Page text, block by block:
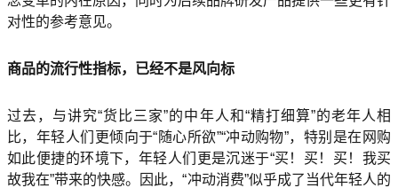
对性的参考意见。
商品的流行性指标，已经不是风向标
过去，与讲究“货比三家”的中年人和“精打细算”的老年人相
比，年轻人们更倾向于“随心所欲”“冲动购物”，特别是在网购
如此便捷的环境下，年轻人们更是沉迷于“买！买！买！我买
故我在”带来的快感。因此，“冲动消费”似乎成了当代年轻人的